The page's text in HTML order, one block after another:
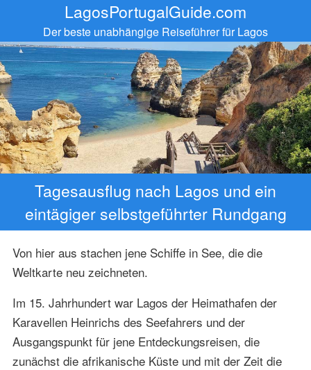
LagosPortugalGuide.com
Der beste unabhängige Reiseführer für Lagos
Tagesausflug nach Lagos und ein
eintägiger selbstgeführter Rundgang
Von hier aus stachen jene Schiffe in See, die die
Weltkarte neu zeichneten.
Im 15. Jahrhundert war Lagos der Heimathafen der
Karavellen Heinrichs des Seefahrers und der
Ausgangspunkt für jene Entdeckungsreisen, die
zunächst die afrikanische Küste und mit der Zeit die